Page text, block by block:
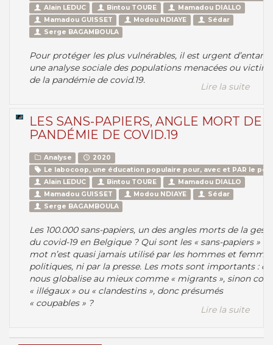
Alain LEDUC
Bintou TOURE
Mamadou DIALLO
Mamadou GUISSET
Modou NDIAYE
Sédar
Serge BAGAMBOULA
Pour protéger les plus vulnérables, il est urgent
une analyse sociale des populations menacées ou
de la pandémie de covid.19.
Lire la suite
LES SANS-PAPIERS, ANGLE MORT DE
PANDÉMIE DE COVID.19
Analyse
2020
Le labocoop, une éducation populaire pour, avec et PAR le
Alain LEDUC
Bintou TOURE
Mamadou DIALLO
Mamadou GUISSET
Modou NDIAYE
Sédar
Serge BAGAMBOULA
Les 100.000 sans-papiers, un des angles morts de la
du covid-19 en Belgique ? Qui sont les « sans-papiers » ?
mot n’est quasi jamais utilisé par les hommes et femmes
politiques, ni par la presse. Les mots sont importants : on
nous globalise au mieux comme « migrants », sinon
« illégaux » ou « clandestins », donc présumés
« coupables » ?
Lire la suite